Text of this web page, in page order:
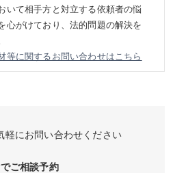
いて相手方と対立する依頼者の悩
心がけており、法的問題の解決を
等に関するお問い合わせはこちら
軽にお問い合わせください
ご相談予約